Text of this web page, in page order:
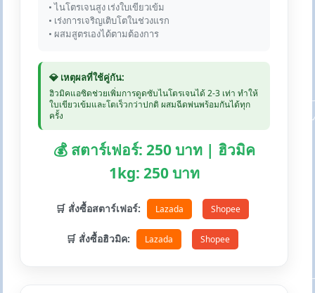
• ไนโตรเจนสูง เร่งใบเขียวเข้ม
• เร่งการเจริญเติบโตในช่วงแรก
• ผสมสูตรเองได้ตามต้องการ
💎 เหตุผลที่ใช้คู่กัน:
ฮิวมิคแอซิดช่วยเพิ่มการดูดซับไนโตรเจนได้ 2-3 เท่า ทำให้
ใบเขียวเข้มและโตเร็วกว่าปกติ ผสมฉีดพ่นพร้อมกันได้ทุก
ครั้ง
💰 สตาร์เฟอร์: 250 บาท | ฮิวมิค
1kg: 250 บาท
🛒 สั่งซื้อสตาร์เฟอร์: Lazada Shopee
🛒 สั่งซื้อฮิวมิค: Lazada Shopee